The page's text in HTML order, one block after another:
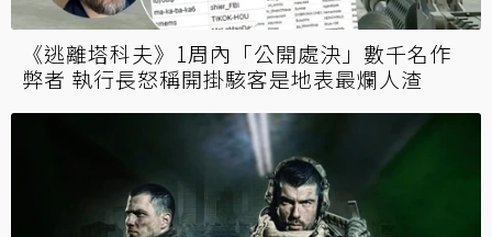
《逃離塔科夫》1周內「公開處決」數千名作
弊者 執行長怒稱開掛駭客是地表最爛人渣